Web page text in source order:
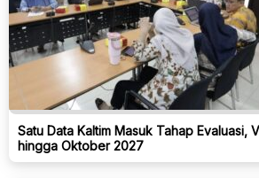
Satu Data Kaltim Masuk Tahap Evaluasi,
hingga Oktober 2027